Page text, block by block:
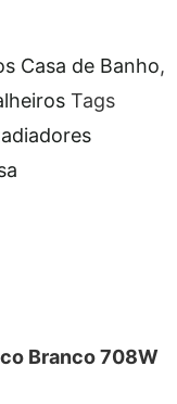
Casa de Banho,
Tags
Branco 708W